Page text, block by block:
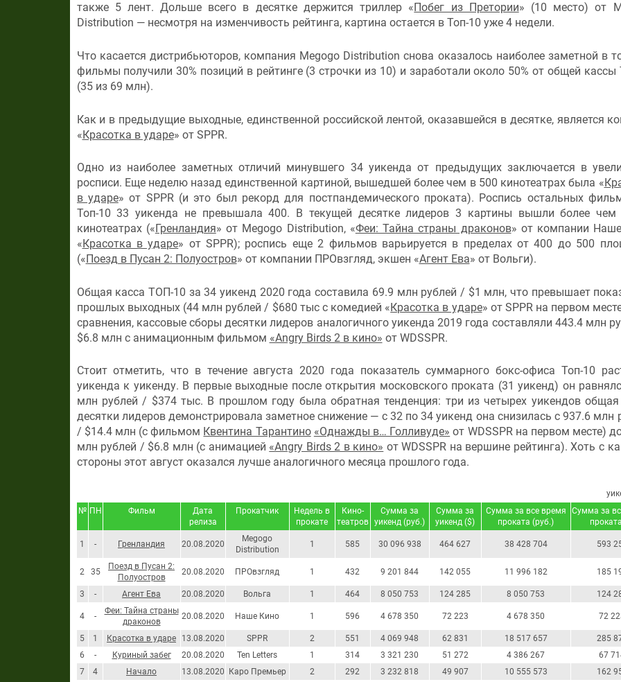
также 5 лент. Дольше всего в десятке держится триллер « Побег из Претории» (10 место) от
Distribution — несмотря на изменчивость рейтинга, картина остается в Топ-10 уже 4 недели.
Что касается дистрибьюторов, компания Megogo Distribution снова оказалось наиболее заметной в
фильмы получили 30% позиций в рейтинге (3 строчки из 10) и заработали около 50% от общей кассы
(35 из 69 млн).
Как и в предыдущие выходные, единственной российской лентой, оказавшейся в десятке, является
«Красотка в ударе» от SPPR.
Одно из наиболее заметных отличий минувшего 34 уикенда от предыдущих заключается в
росписи. Еще неделю назад единственной картиной, вышедшей более чем в 500 кинотеатрах была «
в ударе» от SPPR (и это был рекорд для постпандемического проката). Роспись остальных
Топ-10 33 уикенда не превышала 400. В текущей десятке лидеров 3 картины вышли более
кинотеатрах («Гренландия» от Megogo Distribution, «Феи: Тайна страны драконов» от компании
«Красотка в ударе» от SPPR); роспись еще 2 фильмов варьируется в пределах от 400 до 500
(«Поезд в Пусан 2: Полуостров» от компании ПРОвзгляд, экшен «Агент Ева» от Вольги).
Общая касса ТОП-10 за 34 уикенд 2020 года составила 69.9 млн рублей / $1 млн, что превышает
прошлых выходных (44 млн рублей / $680 тыс с комедией «Красотка в ударе» от SPPR на первом
сравнения, кассовые сборы десятки лидеров аналогичного уикенда 2019 года составляли 443.4 млн
$6.8 млн с анимационным фильмом «Angry Birds 2 в кино» от WDSSPR.
Стоит отметить, что в течение августа 2020 года показатель суммарного бокс-офиса Топ-10
уикенда к уикенду. В первые выходные после открытия московского проката (31 уикенд) он
млн рублей / $374 тыс. В прошлом году была обратная тенденция: три из четырех уикендов общая
десятки лидеров демонстрировала заметное снижение — с 32 по 34 уикенд она снизилась с 937.6 млн
/ $14.4 млн (с фильмом Квентина Тарантино «Однажды в… Голливуде» от WDSSPR на первом месте)
млн рублей / $6.8 млн (с анимацией «Angry Birds 2 в кино» от WDSSPR на вершине рейтинга). Хоть с
стороны этот август оказался лучше аналогичного месяца прошлого года.
№ ПН Фильм
Дата
релиза
Прокатчик
Недель в
прокате
Кино-
театров
Сумма за
уикенд (руб.)
Сумма за
уикенд ($)
Сумма за все время
проката (руб.)
Сумма за
1 - Гренландия 20.08.2020
Megogo
Distribution
1 585 30 096 938 464 627 38 428 704 593
2 35
Поезд в Пусан 2:
Полуостров
20.08.2020 ПРОвзгляд 1 432 9 201 844 142 055 11 996 182 185
3 - Агент Ева 20.08.2020 Вольга 1 464 8 050 753 124 285 8 050 753 124
4 -
Феи: Тайна страны
драконов
20.08.2020 Наше Кино 1 596 4 678 350 72 223 4 678 350 72
5 1 Красотка в ударе 13.08.2020 SPPR 2 551 4 069 948 62 831 18 517 657
285
6
- Куриный забег 20.08.2020 Ten Letters 1 314 3 321 230 51 272 4 386 267
67
7
4 Начало 13.08.2020 Каро Премьер 2 292 3 232 818 49 907 10 555 573 162